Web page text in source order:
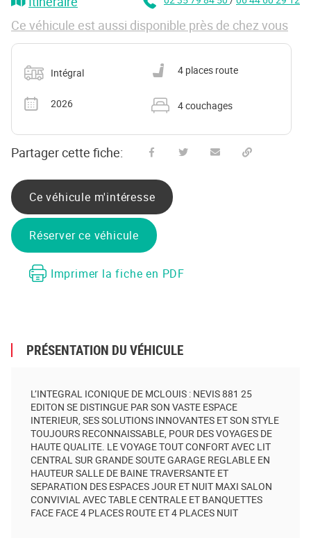
Ce véhicule est aussi disponible près de chez vous
Catégorie
Intégral
Nombre de places carte grise
4 places route
Année
2026
Nombre de couchages
4 couchages
Partager cette fiche:
Ce véhicule m'intéresse
Réserver ce véhicule
Imprimer la fiche en PDF
PRÉSENTATION DU VÉHICULE
L’INTEGRAL ICONIQUE DE MCLOUIS : NEVIS 881 25
EDITON SE DISTINGUE PAR SON VASTE ESPACE
INTERIEUR, SES SOLUTIONS INNOVANTES ET SON STYLE
TOUJOURS RECONNAISSABLE, POUR DES VOYAGES DE
HAUTE QUALITE. LE VOYAGE TOUT CONFORT AVEC LIT
CENTRAL SUR GRANDE SOUTE GARAGE REGLABLE EN
HAUTEUR SALLE DE BAINE TRAVERSANTE ET
SEPARATION DES ESPACES JOUR ET NUIT MAXI SALON
CONVIVIAL AVEC TABLE CENTRALE ET BANQUETTES
FACE FACE 4 PLACES ROUTE ET 4 PLACES NUIT